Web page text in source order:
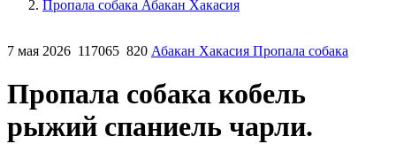
Пропала собака Абакан Хакасия
7 мая 2026 117065 820 Абакан Хакасия Пропала собака
Пропала собака кобель
рыжий спаниель чарли.